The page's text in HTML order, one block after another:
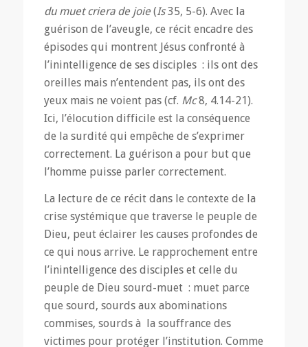
du muet criera de joie(Is35, 5-6). Avec la
guérison de l’aveugle, ce récit encadre des
épisodes qui montrent Jésus confronté à
l’inintelligence de ses disciples : ils ont des
oreilles mais n’entendent pas, ils ont des
yeux mais ne voient pas (cf. Mc8, 4.14-21).
Ici, l’élocution difficile est la conséquence
de la surdité qui empêche de s’exprimer
correctement. La guérison a pour but que
l’homme puisse parler correctement.
La lecture de ce récit dans le contexte de la
crise systémique que traverse le peuple de
Dieu, peut éclairer les causes profondes de
ce qui nous arrive. Le rapprochement entre
l’inintelligence des disciples et celle du
peuple de Dieu sourd-muet : muet parce
que sourd, sourds aux abominations
commises, sourds à la souffrance des
victimes pour protéger l’institution. Comme